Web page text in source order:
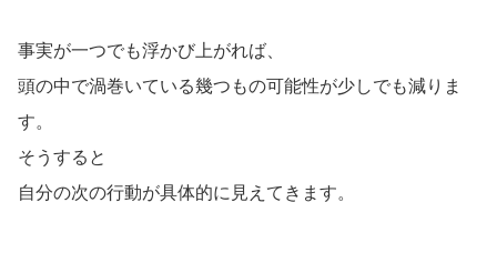
事実が一つでも浮かび上がれば、
頭の中で渦巻いている幾つもの可能性が少しでも減りま
す。
そうすると
自分の次の行動が具体的に見えてきます。